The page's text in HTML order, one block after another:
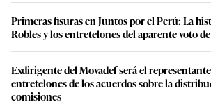
Primeras fisuras en Juntos por el Perú: La
Robles y los entretelones del aparente voto
Exdirigente del Movadef será el
entretelones de los acuerdos sobre la
comisiones